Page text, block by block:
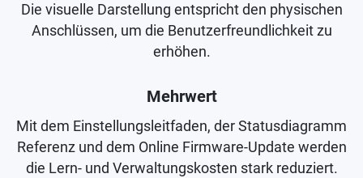
Die visuelle Darstellung entspricht den physischen
Anschlüssen, um die Benutzerfreundlichkeit zu
erhöhen.
Mehrwert
Mit dem Einstellungsleitfaden, der Statusdiagramm
Referenz und dem Online Firmware-Update werden
die Lern- und Verwaltungskosten stark reduziert.